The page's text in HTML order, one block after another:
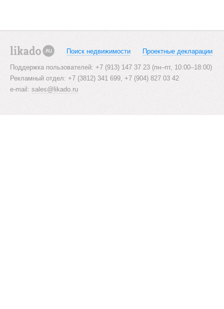
t
s
n
a
Поиск недвижимости Проектные декларации
Поддержка пользователей: +7 (913) 147 37 23 (пн–пт, 10:00–18:00)
Рекламный отдел: +7 (3812) 341 699, +7 (904) 827 03 42
e-mail: sales@likado.ru